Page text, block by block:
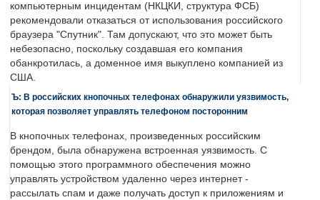
компьютерным инцидентам (НКЦКИ, структура ФСБ)
рекомендовали отказаться от использования российского
браузера "Спутник". Там допускают, что это может быть
небезопасно, поскольку создавшая его компания
обанкротилась, а доменное имя выкуплено компанией из
США.
Ъ: В российских кнопочных телефонах обнаружили уязвимость,
которая позволяет управлять телефоном посторонним
В кнопочных телефонах, произведенных российским
брендом, была обнаружена встроенная уязвимость. С
помощью этого программного обеспечения можно
управлять устройством удаленно через интернет -
рассылать спам и даже получать доступ к приложениям и